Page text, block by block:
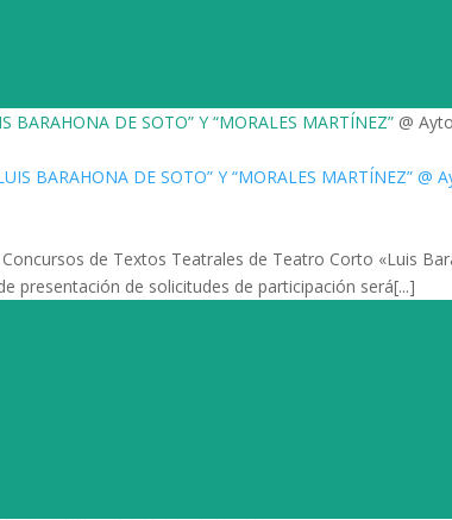
BARAHONA DE SOTO” Y “MORALES MARTÍNEZ” @
de Textos Teatrales de Teatro Corto «Luis
presentación de solicitudes de participación será[...]